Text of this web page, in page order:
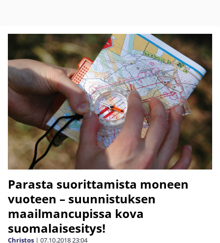
Parasta suorittamista moneen
vuoteen – suunnistuksen
maailmancupissa kova
suomalaisesitys!
Christos | 07.10.201823:04